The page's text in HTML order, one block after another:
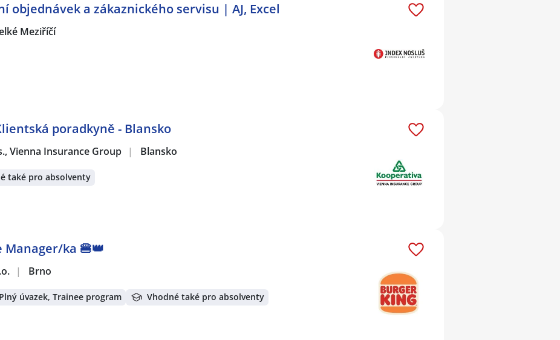
objednávek a zákaznického servisu | AJ, Excel
Meziříčí
poradkyně - Blansko
Vienna Insurance Group | Blansko
také pro absolventy
Manager/ka 🍔👑
| Brno
Plný úvazek, Trainee program Vhodné také pro absolventy